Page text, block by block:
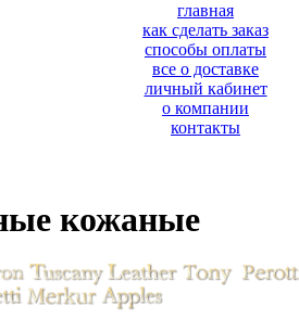
главная
как сделать заказ
способы оплаты
все о доставке
личный кабинет
о компании
контакты
кожаные